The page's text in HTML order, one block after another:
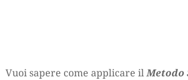
Vuoi sapere come applicare ilMetodo